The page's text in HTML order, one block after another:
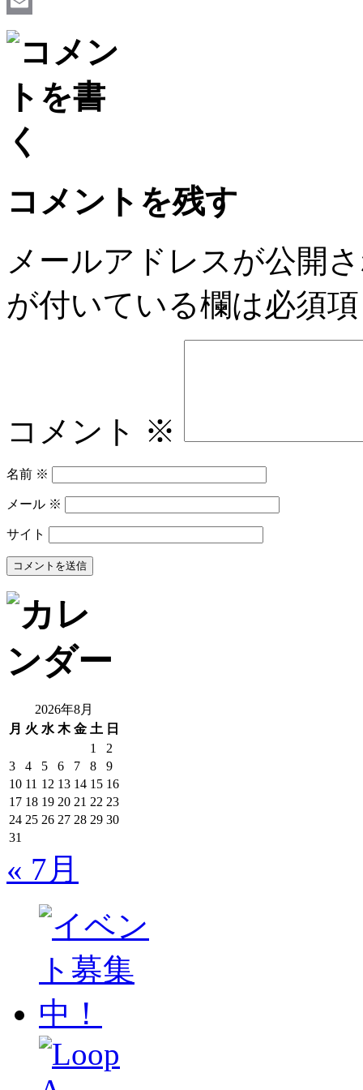
Email
コメントを残す
メールアドレスが公開
が付いている欄は必須
コメント ※
名前 ※
メール ※
サイト
2026年8月
月 火 水 木 金 土 日
1
2
3
4 5 6 7 8
9
10 11 12 13 14 15 16
17 18 19 20 21 22 23
24 25 26 27 28 29 30
31
« 7月